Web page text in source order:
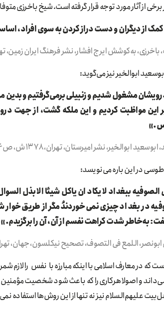
مورد توجه قرار گرفته است. شیخ باخرزی متوفای ۷۳۶ هجری، در مثبت نشان دادن چهره‌ی گدایی
از دیگران و دست دراز کردن به سوی افراد،
به‌کوشش ایرج افشار، نشر فرهنگ ایران زمین، تهران، ۱۳۵۸ ش،
ابوالخیر نیز می‌گوید:
مشغول شدیم و زنبیلی برمی‌گرفتیم و بدین
این مواظبت کردیم و این ملکه گشت، از جهت
ابوالخیر، نشر امیرستان، تهران، ۱۳۷۸ ش، ص ۳۴)
در این باره می‌نویسد:
ببغداد لا یکاد ان یاکل شیئا الا بذل
در بغداد چیزی نمی‌خوردندُ مگر از طریق
به‌خاطر شدت کراهت نفسم از آن، آن را برگزیدم.»
اللمع فی التصوف، تصحیح نیکلسون، جهان، تهران،
که در معارف اسلامی با اینکه مبارزه با نفس را لازم
و اصولا هرکاری را که باعث شود شخصیت مؤمنین
علیهم‌السلام نیز نه تنها از این روش‌ها استفاده